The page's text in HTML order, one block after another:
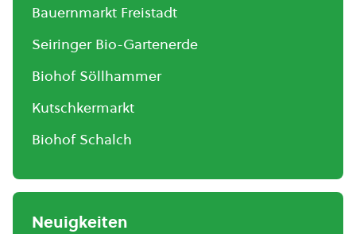
Bauernmarkt Freistadt
Seiringer Bio-Gartenerde
Biohof Söllhammer
Kutschkermarkt
Biohof Schalch
Neuigkeiten